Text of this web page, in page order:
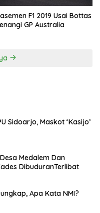
F1 2019 Usai Bottas
GP Australia
Sidoarjo, Maskot ‘Kasijo’
DibuduranTerlibat
Apa Kata NMI?